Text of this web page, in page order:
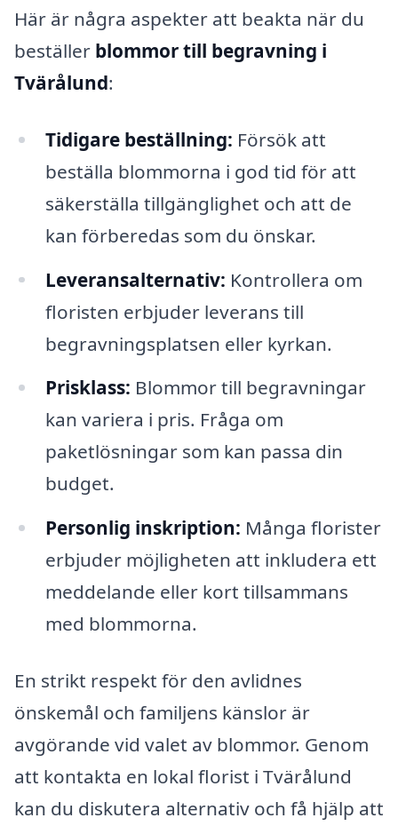
Här är några aspekter att beakta när du
beställer blommor till begravning i
Tvärålund:
Tidigare beställning: Försök att
beställa blommorna i god tid för att
säkerställa tillgänglighet och att de
kan förberedas som du önskar.
Leveransalternativ: Kontrollera om
floristen erbjuder leverans till
begravningsplatsen eller kyrkan.
Prisklass: Blommor till begravningar
kan variera i pris. Fråga om
paketlösningar som kan passa din
budget.
Personlig inskription: Många florister
erbjuder möjligheten att inkludera ett
meddelande eller kort tillsammans
med blommorna.
En strikt respekt för den avlidnes
önskemål och familjens känslor är
avgörande vid valet av blommor. Genom
att kontakta en lokal florist i Tvärålund
kan du diskutera alternativ och få hjälp att